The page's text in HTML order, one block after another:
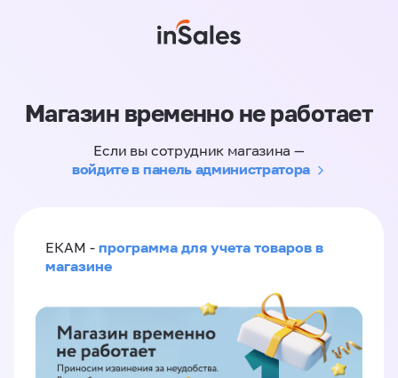
Магазин временно не работает
Если вы сотрудник магазина —
войдите в панель администратора
ЕКАМ - программа для учета товаров в
магазине